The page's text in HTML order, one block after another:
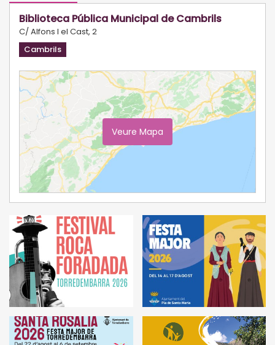
Biblioteca Pública Municipal de Cambrils
C/ Alfons I el Cast, 2
Cambrils
Veure Mapa